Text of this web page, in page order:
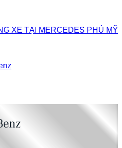
XE TẠI MERCEDES PHÚ MỸ